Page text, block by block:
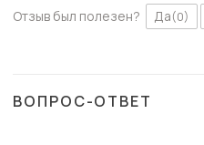
Отзыв был полезен? Да(0)
ВОПРОС-ОТВЕТ